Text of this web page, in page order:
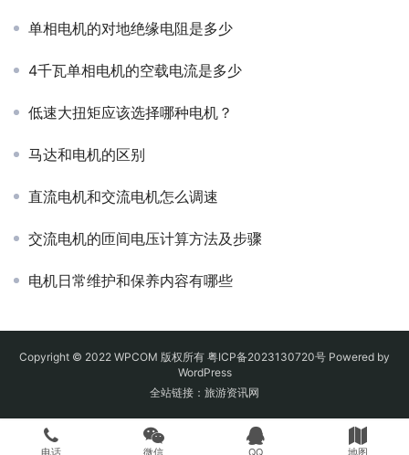
单相电机的对地绝缘电阻是多少
4千瓦单相电机的空载电流是多少
低速大扭矩应该选择哪种电机？
马达和电机的区别
直流电机和交流电机怎么调速
交流电机的匝间电压计算方法及步骤
电机日常维护和保养内容有哪些
Copyright © 2022 WPCOM 版权所有 粤ICP备2023130720号 Powered by
WordPress
全站链接： 旅游资讯网
电话 微信 QQ 地图